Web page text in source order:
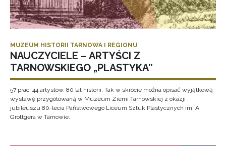
MUZEUM HISTORII TARNOWA I REGIONU
NAUCZYCIELE – ARTYŚCI Z
TARNOWSKIEGO „PLASTYKA”
57 prac. 44 artystów. 80 lat historii. Tak w skrócie można opisać wyjątkową
wystawę przygotowaną w Muzeum Ziemi Tarnowskiej z okazji
jubileuszu 80-lecia Państwowego Liceum Sztuk Plastycznych im. A.
Grottgera w Tarnowie.